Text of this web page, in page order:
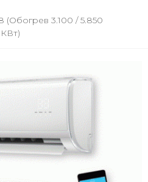
(обогрев 3.100 / 5.850